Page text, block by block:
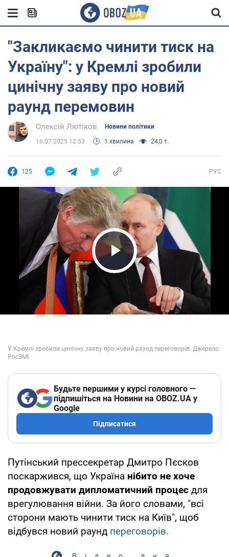
"Закликаємо чинити тиск на
Україну": у Кремлі зробили
цинічну заяву про новий
раунд перемовин
Олексій Лютіков Новини політики
16.07.2025 12:53 1 хвилина 24,0 т.
125 РУС
Play Video
Будьте першими у курсі головного —
підпишіться на Новини на OBOZ.UA у
Google
Підписатися
Путінський прессекретар Дмитро Пєсков
поскаржився, що Україна нібито не хоче
продовжувати дипломатичний процес для
врегулювання війни. За його словами, "всі
сторони мають чинити тиск на Київ", щоб
відбувся новий раунд переговорів.